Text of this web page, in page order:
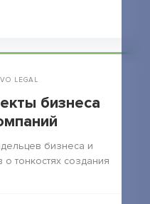
LEGAL
бизнеса
бизнеса и
о тонкостях создания